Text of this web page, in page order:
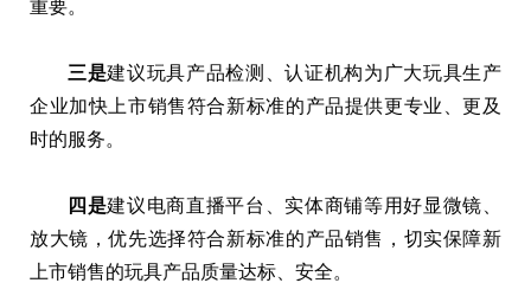
重要。
三是建议玩具产品检测、认证机构为广大玩具生产
企业加快上市销售符合新标准的产品提供更专业、更及
时的服务。
四是建议电商直播平台、实体商铺等用好显微镜、
放大镜，优先选择符合新标准的产品销售，切实保障新
上市销售的玩具产品质量达标、安全。